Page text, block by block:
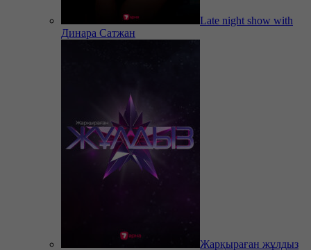
Late night show with
Динара Сатжан
Жарқыраған жұлдыз